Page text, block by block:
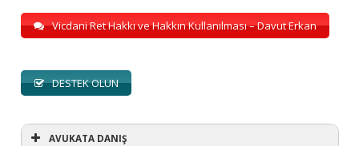
Vicdani Ret Hakkı ve Hakkın Kullanılması – Davut Erkan
DESTEK OLUN
AVUKATA DANIŞ